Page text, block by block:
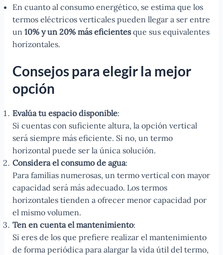
En cuanto al consumo energético, se estima que los
termos eléctricos verticales pueden llegar a ser entre
un 10% y un 20% más eficientesque sus equivalentes
horizontales.
Consejos para elegir la mejor
opción
Evalúa tu espacio disponible:
Si cuentas con suficiente altura, la opción vertical
será siempre más eficiente. Si no, un termo
horizontal puede ser la única solución.
Considera el consumo de agua:
Para familias numerosas, un termo vertical con mayor
capacidad será más adecuado. Los termos
horizontales tienden a ofrecer menor capacidad por
el mismo volumen.
Ten en cuenta el mantenimiento:
Si eres de los que prefiere realizar el mantenimiento
de forma periódica para alargar la vida útil del termo,